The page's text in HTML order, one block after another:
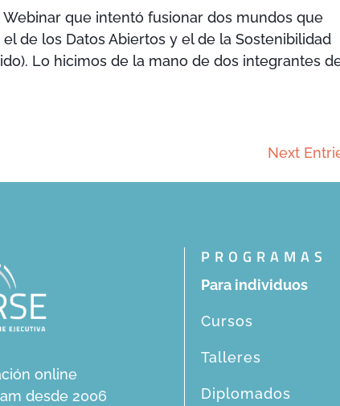
que intentó fusionar dos mundos que
de los Datos Abiertos y el de la Sostenibilidad
Lo hicimos de la mano de dos integrantes
Next
online
desde 2006
PROGRAMAS
Para individuos
Cursos
Talleres
Diplomados